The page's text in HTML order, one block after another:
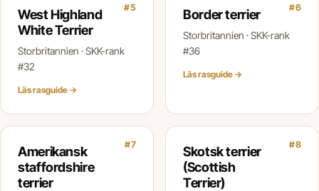
#5
West Highland
White Terrier
Storbritannien · SKK-rank
#32
Läs rasguide →
#6
Border terrier
Storbritannien · SKK-rank
#36
Läs rasguide →
#7
Amerikansk
staffordshire
terrier
#8
Skotsk terrier
(Scottish
Terrier)